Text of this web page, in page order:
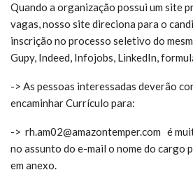
Quando a organização possui um site
vagas, nosso site direciona para o
inscrição no processo seletivo do
Gupy, Indeed, Infojobs, LinkedIn,
-> As pessoas interessadas deverão
encaminhar Currículo para:
-> rh.am02@amazontemper.com é m
no assunto do e-mail o nome do cargo
em anexo.